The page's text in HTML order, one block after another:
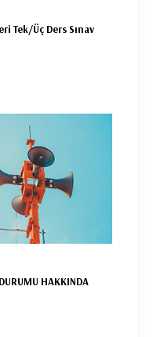
Tek/Üç Ders Sınav
HAKKINDA